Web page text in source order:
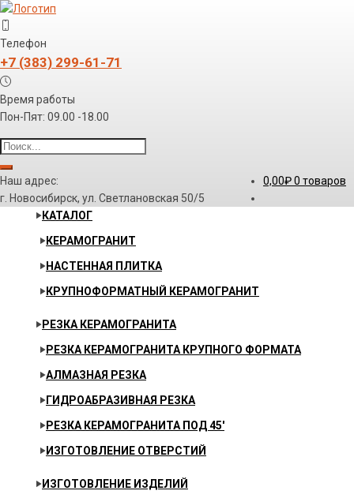
Телефон
+7 (383) 299-61-71
Время работы
Пон-Пят: 09.00 -18.00
0,00₽0 товаров
Наш адрес:
г. Новосибирск, ул. Светлановская 50/5
КАТАЛОГ
КЕРАМОГРАНИТ
НАСТЕННАЯ ПЛИТКА
КРУПНОФОРМАТНЫЙ КЕРАМОГРАНИТ
РЕЗКА КЕРАМОГРАНИТА
РЕЗКА КЕРАМОГРАНИТА КРУПНОГО ФОРМАТА
АЛМАЗНАЯ РЕЗКА
ГИДРОАБРАЗИВНАЯ РЕЗКА
РЕЗКА КЕРАМОГРАНИТА ПОД 45′
ИЗГОТОВЛЕНИЕ ОТВЕРСТИЙ
ИЗГОТОВЛЕНИЕ ИЗДЕЛИЙ